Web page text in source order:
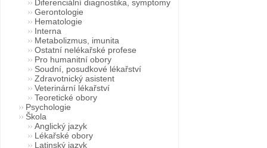
Diferenciální diagnostika, symptomy
Gerontologie
Hematologie
Interna
Metabolizmus, imunita
Ostatní nelékařské profese
Pro humanitní obory
Soudní, posudkové lékařství
Zdravotnický asistent
Veterinární lékařství
Teoretické obory
Psychologie
Škola
Anglický jazyk
Lékařské obory
Latinský jazyk